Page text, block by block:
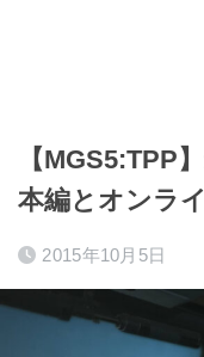
【MGS5:TPP
本編とオンラ
2015年10月5日